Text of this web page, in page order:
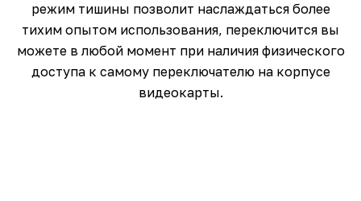
режим тишины позволит наслаждаться более
тихим опытом использования, переключится вы
можете в любой момент при наличия физического
доступа к самому переключателю на корпусе
видеокарты.